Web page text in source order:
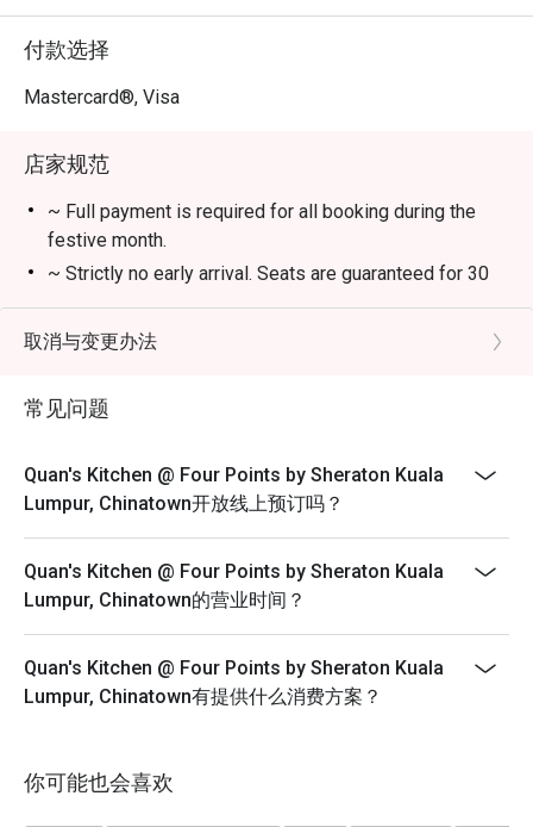
经典配料，风味十足。
・招牌烤鸭 | Quan's Kitchen 的独家招牌，以其香脆外皮与
鲜嫩多汁的鸭肉闻名。
🥤 招牌饮品
・一系列清爽特调，包含本地茗茶、热带果汁与无酒精清
凉饮品。
⭐ Google 评分：4.7 分（850 条评论）
的美食家灵魂。
付款选择
Mastercard®, Visa
店家规范
~ Full payment is required for all booking during the
festive month.
~ Strictly no early arrival. Seats are guaranteed for 30
minutes only.
~ The offer is not valid in conjunction with any other
~ Eatigo discounts not applicable for Children and
Senior Citizen buffet price.
items.
取消与变更办法
常见问题
Quan's Kitchen @ Four Points by Sheraton Kuala
Lumpur, Chinatown开放线上预订吗？
Quan's Kitchen @ Four Points by Sheraton Kuala
Lumpur, Chinatown的营业时间？
Quan's Kitchen @ Four Points by Sheraton Kuala
Lumpur, Chinatown有提供什么消费方案？
你可能也会喜欢